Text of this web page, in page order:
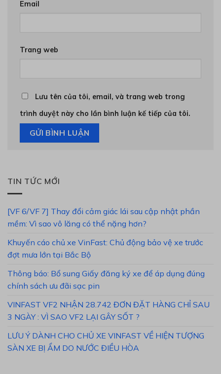
Email
Trang web
Lưu tên của tôi, email, và trang web trong
trình duyệt này cho lần bình luận kế tiếp của tôi.
TIN TỨC MỚI
[VF 6/VF 7] Thay đổi cảm giác lái sau cập nhật phần
mềm: Vì sao vô lăng có thể nặng hơn?
Khuyến cáo chủ xe VinFast: Chủ động bảo vệ xe trước
đợt mưa lớn tại Bắc Bộ
Thông báo: Bổ sung Giấy đăng ký xe để áp dụng đúng
chính sách ưu đãi sạc pin
VINFAST VF2 NHẬN 28.742 ĐƠN ĐẶT HÀNG CHỈ SAU
3 NGÀY : VÌ SAO VF2 LẠI GÂY SỐT ?
LƯU Ý DÀNH CHO CHỦ XE VINFAST VỀ HIỆN TƯỢNG
SÀN XE BỊ ẨM DO NƯỚC ĐIỀU HÒA